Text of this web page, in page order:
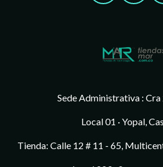
Sede Administrativa : Cra
Local 01 · Yopal,
Tienda: Calle 12 # 11 - 65,